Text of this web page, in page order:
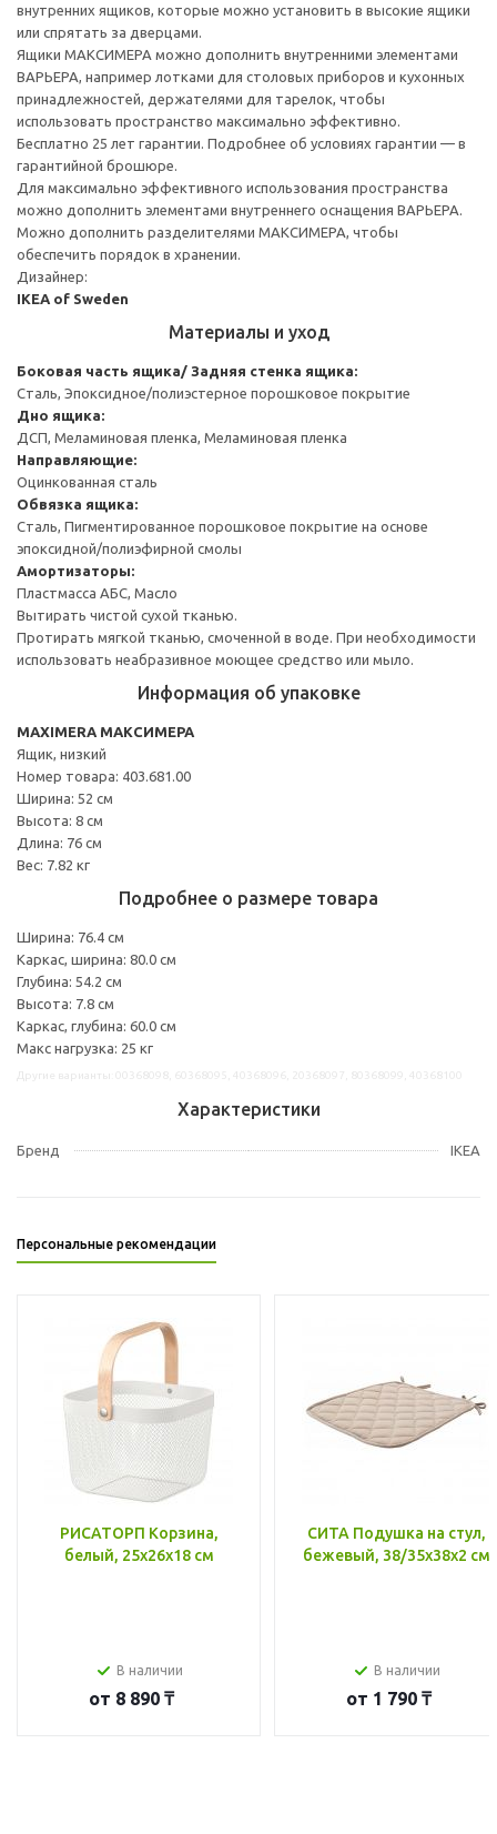
внутренних ящиков, которые можно установить в высокие ящики
или спрятать за дверцами.
Ящики МАКСИМЕРА можно дополнить внутренними элементами
ВАРЬЕРА, например лотками для столовых приборов и кухонных
принадлежностей, держателями для тарелок, чтобы
использовать пространство максимально эффективно.
Бесплатно 25 лет гарантии. Подробнее об условиях гарантии — в
гарантийной брошюре.
Для максимально эффективного использования пространства
можно дополнить элементами внутреннего оснащения ВАРЬЕРА.
Можно дополнить разделителями МАКСИМЕРА, чтобы
обеспечить порядок в хранении.
Дизайнер:
IKEA of Sweden
Материалы и уход
Боковая часть ящика/ Задняя стенка ящика:
Сталь, Эпоксидное/полиэстерное порошковое покрытие
Дно ящика:
ДСП, Меламиновая пленка, Меламиновая пленка
Направляющие:
Оцинкованная сталь
Обвязка ящика:
Сталь, Пигментированное порошковое покрытие на основе
эпоксидной/полиэфирной смолы
Амортизаторы:
Пластмасса АБС, Масло
Вытирать чистой сухой тканью.
Протирать мягкой тканью, смоченной в воде. При необходимости
использовать неабразивное моющее средство или мыло.
Информация об упаковке
MAXIMERA МАКСИМЕРА
Ящик, низкий
Номер товара: 403.681.00
Ширина: 52 см
Высота: 8 см
Длина: 76 см
Вес: 7.82 кг
Подробнее о размере товара
Ширина: 76.4 см
Каркас, ширина: 80.0 см
Глубина: 54.2 см
Высота: 7.8 см
Каркас, глубина: 60.0 см
Макс нагрузка: 25 кг
Характеристики
Бренд IKEA
Персональные рекомендации
РИСАТОРП Корзина,
белый, 25x26x18 см
В наличии
от 8 890 ₸
СИТА Подушка на стул,
бежевый, 38/35x38x2 см
В наличии
от 1 790 ₸